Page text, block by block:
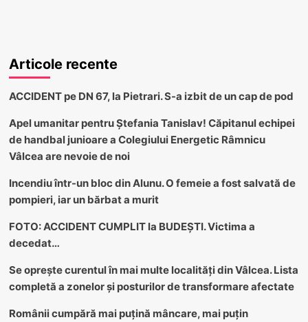
Articole recente
ACCIDENT pe DN 67, la Pietrari. S-a izbit de un cap de pod
Apel umanitar pentru Ștefania Tanislav! Căpitanul echipei
de handbal junioare a Colegiului Energetic Râmnicu
Vâlcea are nevoie de noi
Incendiu într-un bloc din Alunu. O femeie a fost salvată de
pompieri, iar un bărbat a murit
FOTO: ACCIDENT CUMPLIT la BUDEȘTI. Victima a
decedat…
Se oprește curentul în mai multe localități din Vâlcea. Lista
completă a zonelor și posturilor de transformare afectate
Românii cumpără mai puțină mâncare, mai puțin